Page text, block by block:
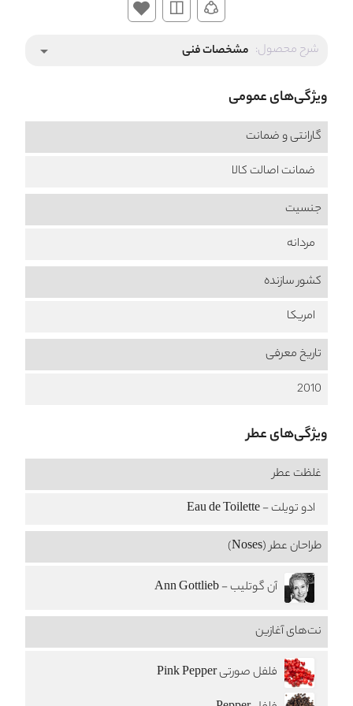
شرح محصول: مشخصات فنی arrow_drop_down
ویژگی‌های عمومی
گارانتی و ضمانت
ضمانت اصالت کالا
جنسیت
مردانه
کشور سازنده
امریکا
تاریخ معرفی
2010
ویژگی‌های عطر
غلظت عطر
ادو تویلت - Eau de Toilette
طراحان عطر (Noses)
آن گوتلیب - Ann Gottlieb
نت‌های آغازین
فلفل صورتی Pink Pepper